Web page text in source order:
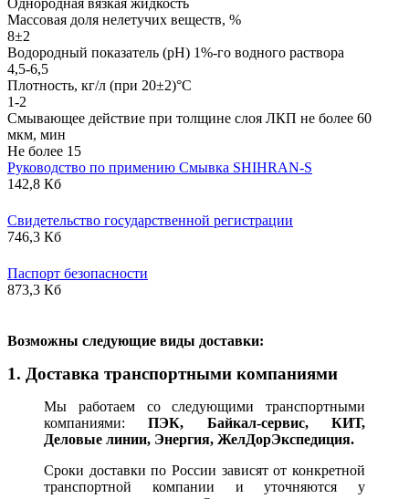
Массовая доля нелетучих веществ, %
8±2
Водородный показатель (рН) 1%-го водного раствора
4,5-6,5
Плотность, кг/л (при 20±2)°С
1-2
Смывающее действие при толщине слоя ЛКП не более 60
мкм, мин
Не более 15
Руководство по примению Смывка SHIHRAN-S
142,8 Кб
Свидетельство государственной регистрации
746,3 Кб
Паспорт безопасности
873,3 Кб
Возможны следующие виды доставки:
1. Доставка транспортными компаниями
Мы работаем со следующими транспортными
компаниями:ПЭК, Байкал-сервис, КИТ,
Деловые линии, Энергия, ЖелДорЭкспедиция.
Сроки доставки по России зависят от конкретной
транспортной компании и уточняются у